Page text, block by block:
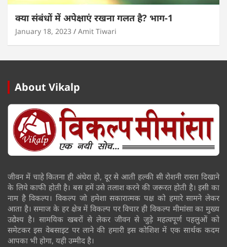
क्या संबंधों में अपेक्षाएं रखना गलत है? भाग-1
January 18, 2023 Amit Tiwari
About Vikalp
जीवन में चाहे कितना ही अंधेरा हो, दूर से आती हल्की सी रोशनी रास्ता दिखाने
के लिये काफी होती है। बस हमें उसे तलाश करने की जरूरत होती है। इसी का
नाम है विकल्प। विकल्प जो हमेशा सकारात्मक पक्ष को हमारे सामने लेकर
आता है। समाज के हर क्षेत्र में विकल्प पर विचार ही विकल्प मीमांसा का मुख्य
उद्येश्य है। सामयिक खबरों से लेकर जीवन से जुड़े महत्वपूर्ण पहलुओं को
समेटकर इस वेबसाइट पर लाने की हमारी इस कोशिश में एक सार्थक कदम
आपका भी होगा, यही उम्मीद है।